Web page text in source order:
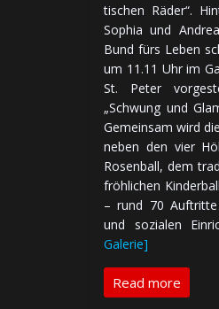
ti­schen Räder“.
Sophia und
Bund fürs Leben
um 11.11 Uhr im
St. Peter
„Schwung und
Ge­mein­sam wird
neben den vier
Rosenball, dem
fröh­li­chen
– rund 70 Auf­trit­te
und so­zia­len
Galerie]
Read more